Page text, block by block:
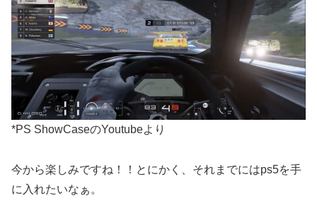
*PS ShowCaseのYoutubeより
今から楽しみですね！！とにかく、それまでにはps5を手
に入れたいなぁ。